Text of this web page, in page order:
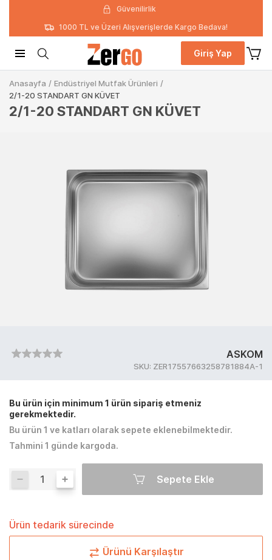
Güvenilirlik
1000 TL ve Üzeri Alışverişlerde Kargo Bedava!
Giriş Yap
Anasayfa / Endüstriyel Mutfak Ürünleri /
2/1-20 STANDART GN KÜVET
2/1-20 STANDART GN KÜVET
ASKOM
SKU: ZER17557663258781884A-1
Bu ürün için minimum 1 ürün sipariş etmeniz
gerekmektedir.
Bu ürün 1 ve katları olarak sepete eklenebilmektedir.
Tahmini 1 günde kargoda.
Sepete Ekle
Ürün tedarik sürecinde
Ürünü Karşılaştır